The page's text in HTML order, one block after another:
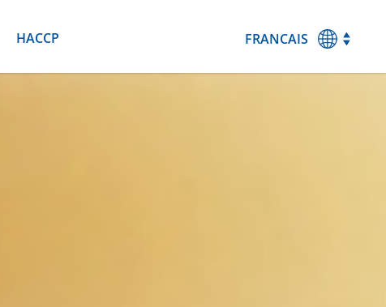
HACCP
FRANCAIS
MAGYAR